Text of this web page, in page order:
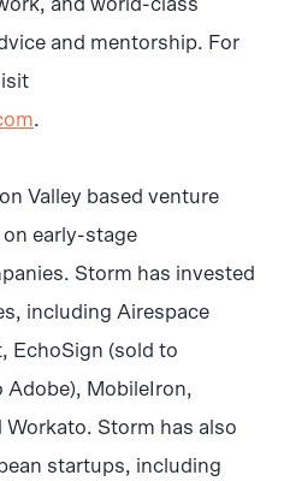
and world-class
and mentorship. For
.
Valley based venture
early-stage
Storm has invested
including Airespace
EchoSign (sold to
Adobe), MobileIron,
Storm has also
startups, including